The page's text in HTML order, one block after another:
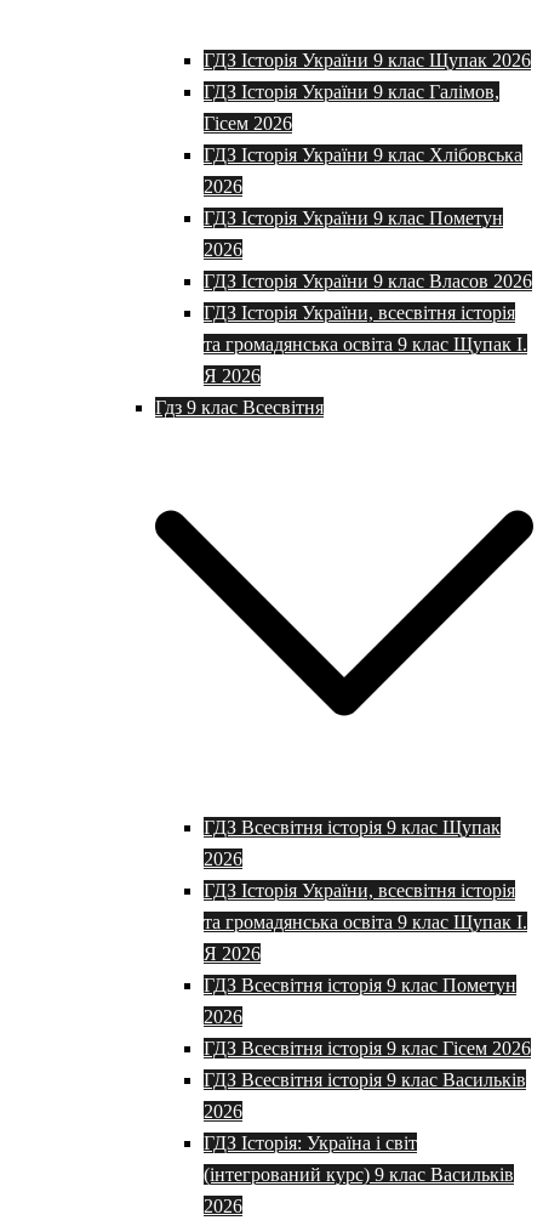
ГДЗ Історія України 9 клас Щупак 2026
ГДЗ Історія України 9 клас Галімов,
Гісем 2026
ГДЗ Історія України 9 клас Хлібовська
2026
ГДЗ Історія України 9 клас Пометун
2026
ГДЗ Історія України 9 клас Власов 2026
ГДЗ Історія України, всесвітня історія
та громадянська освіта 9 клас Щупак І.
Я 2026
Гдз 9 клас Всесвітня
ГДЗ Всесвітня історія 9 клас Щупак
2026
ГДЗ Історія України, всесвітня історія
та громадянська освіта 9 клас Щупак І.
Я 2026
ГДЗ Всесвітня історія 9 клас Пометун
2026
ГДЗ Всесвітня історія 9 клас Гісем 2026
ГДЗ Всесвітня історія 9 клас Васильків
2026
ГДЗ Історія: Україна і світ
(інтегрований курс) 9 клас Васильків
2026